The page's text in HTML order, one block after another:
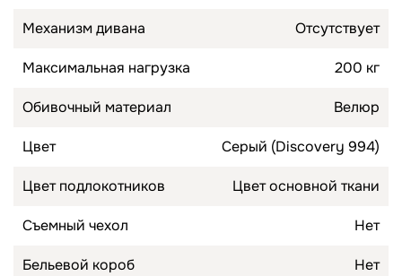
Механизм дивана Отсутствует
Максимальная нагрузка 200 кг
Обивочный материал Велюр
Цвет Серый (Discovery 994)
Цвет подлокотников Цвет основной ткани
Съемный чехол Нет
Бельевой короб Нет